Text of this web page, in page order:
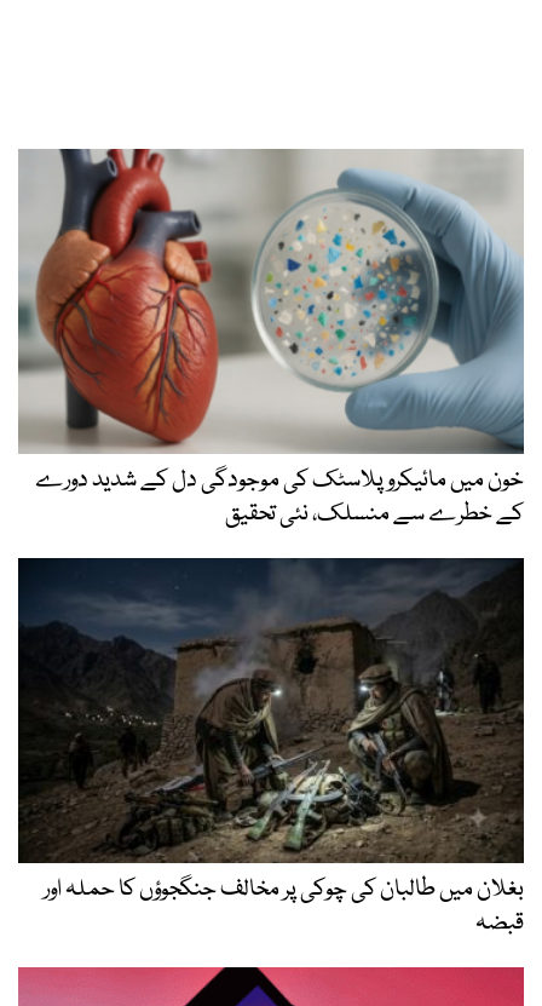
خون میں مائیکرو پلاسٹک کی موجودگی دل کے شدید دورے
کے خطرے سے منسلک، نئی تحقیق
بغلان میں طالبان کی چوکی پر مخالف جنگجوؤں کا حملہ اور
قبضہ